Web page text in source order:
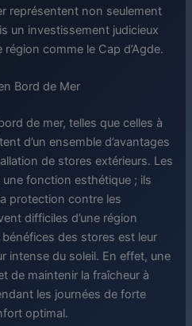
représentent non seulement
un investissement judicieux
comme le Cap d’Agde.
Bord de Mer
de mer, telles que celles à
d’un ensemble d’avantages
de stores extérieurs. Les
fonction esthétique ; ils
protection contre les
difficiles d’une région
bénéfices des stores est leur
intense du soleil. En effet, une
de maintenir la fraîcheur à
les journées de forte
optimal.